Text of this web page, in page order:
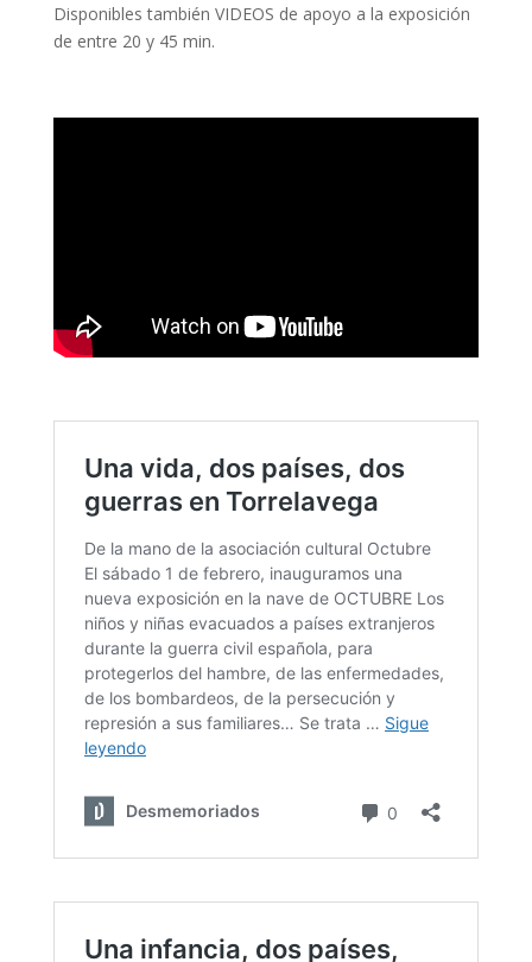
Disponibles también VIDEOS de apoyo a la exposición
de entre 20 y 45 min.